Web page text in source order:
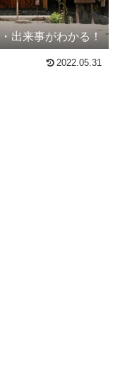
出来事がわかる！
2022.05.31